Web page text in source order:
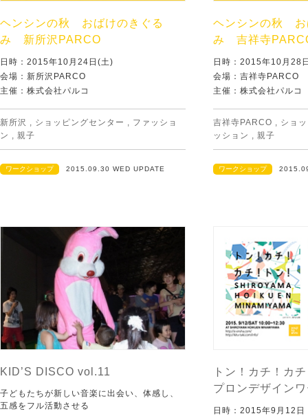
ヘンシンの秋 おばけのきぐる
み 新所沢PARCO
日時：2015年10月24日(土)
会場：新所沢PARCO
主催：株式会社パルコ
新所沢 , ショッピングセンター , ファッショ
ン , 親子
ワークショップ 2015.09.30 WED UPDATE
ヘンシンの秋 お
み 吉祥寺
日時：2015年10月28
会場：吉祥寺PARCO
主催：株式会社パルコ
吉祥寺PARCO , ショ
ッション , 親子
ワークショップ
KID’S DISCO vol.11
子どもたちが新しい音楽に出会い、体感し、
五感をフル活動させる
トン！カチ！カ
プロンデザイン
日時：2015年9月12日